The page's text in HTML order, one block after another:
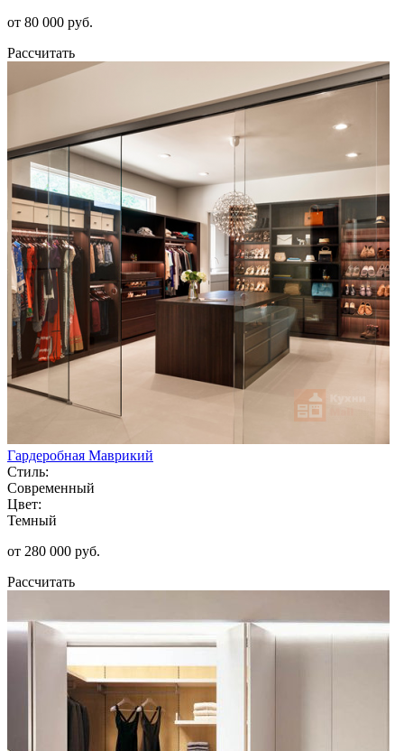
от 80 000 руб.
Рассчитать
Гардеробная Маврикий
Стиль:
Современный
Цвет:
Темный
от 280 000 руб.
Рассчитать